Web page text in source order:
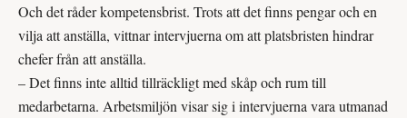
Och det råder kompetensbrist. Trots att det finns pengar och en
vilja att anställa, vittnar intervjuerna om att platsbristen hindrar
chefer från att anställa.
– Det finns inte alltid tillräckligt med skåp och rum till
medarbetarna. Arbetsmiljön visar sig i intervjuerna vara utmanad